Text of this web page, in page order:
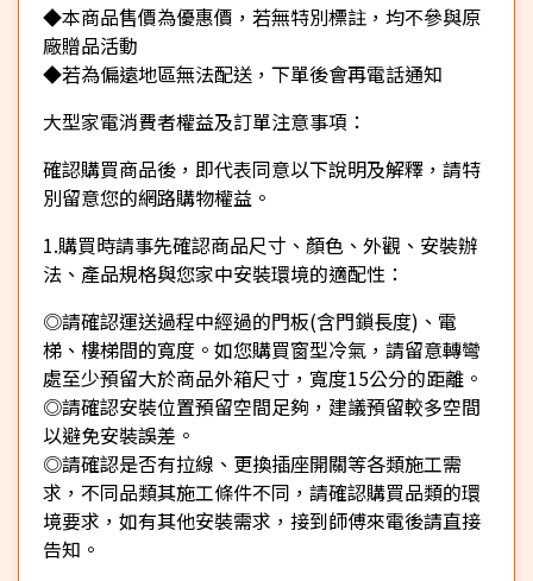
◆本商品售價為優惠價，若無特別標註，均不參與原
廠贈品活動
◆若為偏遠地區無法配送，下單後會再電話通知
大型家電消費者權益及訂單注意事項：
確認購買商品後，即代表同意以下說明及解釋，請特
別留意您的網路購物權益。
1.購買時請事先確認商品尺寸、顏色、外觀、安裝辦
法、產品規格與您家中安裝環境的適配性：
◎請確認運送過程中經過的門板(含門鎖長度)、電
梯、樓梯間的寬度。如您購買窗型冷氣，請留意轉彎
處至少預留大於商品外箱尺寸，寬度15公分的距離。
◎請確認安裝位置預留空間足夠，建議預留較多空間
以避免安裝誤差。
◎請確認是否有拉線、更換插座開關等各類施工需
求，不同品類其施工條件不同，請確認購買品類的環
境要求，如有其他安裝需求，接到師傅來電後請直接
告知。